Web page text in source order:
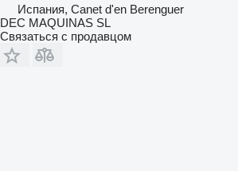
Испания, Canet d'en Berenguer
DEC MAQUINAS SL
Связаться с продавцом